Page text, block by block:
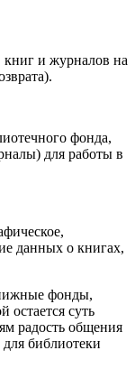
книг и журналов на
фонда,
для работы в
данных о книгах,
фонды,
остается суть
радость общения
библиотеки